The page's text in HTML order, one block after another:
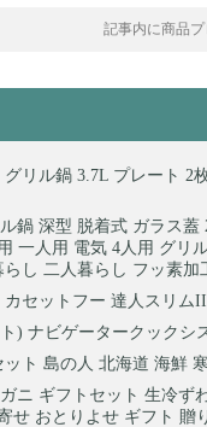
記事内に商品
グリル鍋 3.7L プレート 2
鍋 深型 脱着式 ガラス蓋
一人用 電気 4人用 グリ
し 二人暮らし フッ素加
カセットフー 達人スリム
) ナビゲータークックシ
ット 島の人 北海道 海鮮
ニ ギフトセット 生冷ず
せ おとりよせ ギフト 贈